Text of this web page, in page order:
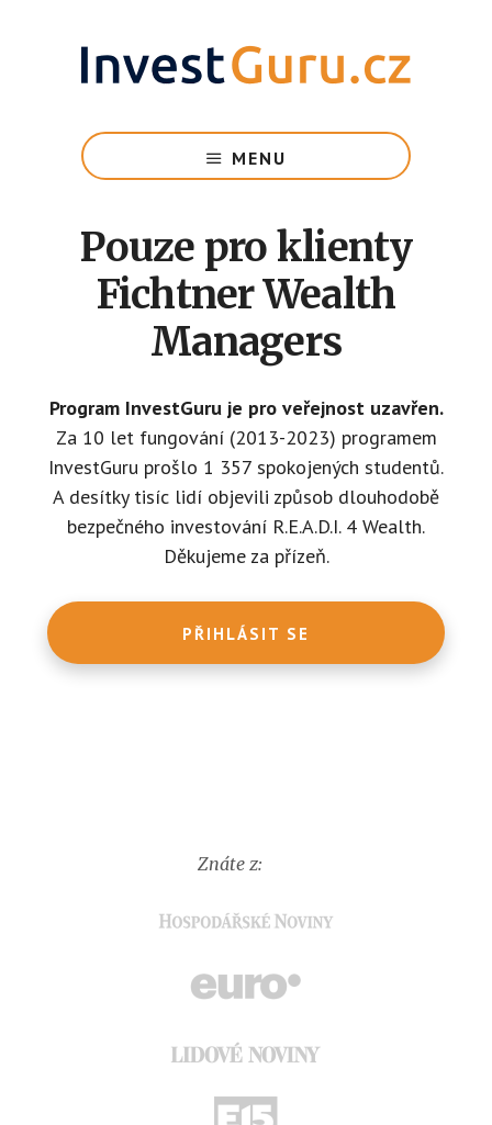
pro
budoucí
na
cestě
finanční
MENU
Pouze pro klienty
Fichtner Wealth
Managers
Program InvestGuru je pro veřejnost uzavřen.
Za 10 let fungování (2013-2023) programem
InvestGuru prošlo 1 357 spokojených studentů.
A desítky tisíc lidí objevili způsob dlouhodobě
bezpečného investování R.E.A.D.I. 4 Wealth.
Děkujeme za přízeň.
PŘIHLÁSIT SE
Znáte z: